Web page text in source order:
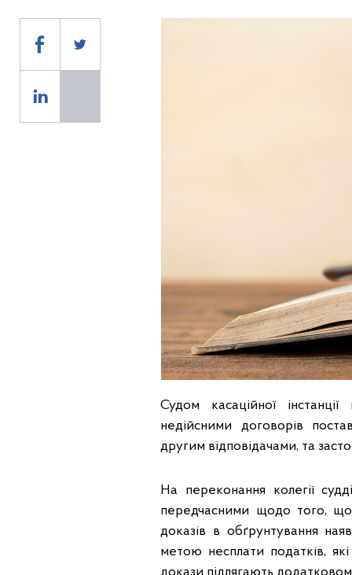
Судом касаційної
недійсними договорів
другим відповідачами, та
На переконання колегії
передчасними щодо того,
доказів в обґрунтування
метою несплати податків,
докази підлягають